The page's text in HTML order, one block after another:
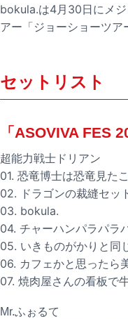
bokula.は4月30日にメ
アー「ジョーショーツア
セットリスト
「ASOVIVA FES
超能力戦士ドリアン
01. 恐竜博士は恐竜見た
02. ドラゴンの裁縫セッ
03. bokula.
04. チャーハンパラパラ
05. いきものがかりと同
06. カフェかと思ったら
07. 焼肉屋さんの看板で
Mr.ふぉるて